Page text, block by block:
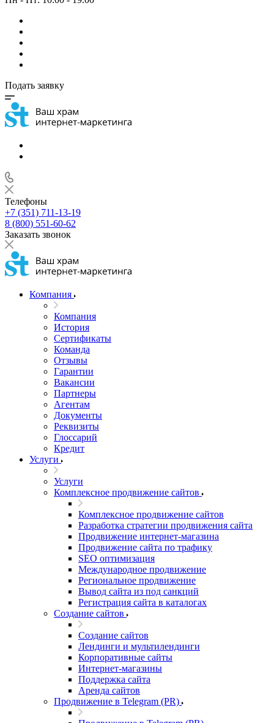
Подать заявку
Телефоны
+7 (351) 711-13-19
8 (800) 551-60-62
Заказать звонок
Компания
Компания
История
Сертификаты
Команда
Отзывы
Гарантии
Вакансии
Партнеры
Агентам
Документы
Реквизиты
Глоссарий
Кредит
Услуги
Услуги
Комплексное продвижение сайтов
Комплексное продвижение сайтов
Разработка стратегии продвижения сайта
Продвижение интернет-магазина
Продвижение сайта по трафику
SEO оптимизация
Международное продвижение
Региональное продвижение
Вывод сайта из под санкций
Регистрация сайта в каталогах
Создание сайтов
Создание сайтов
Лендинги и мультилендинги
Корпоративные сайты
Интернет-магазины
Поддержка сайта
Аренда сайтов
Продвижение в Telegram (PR)